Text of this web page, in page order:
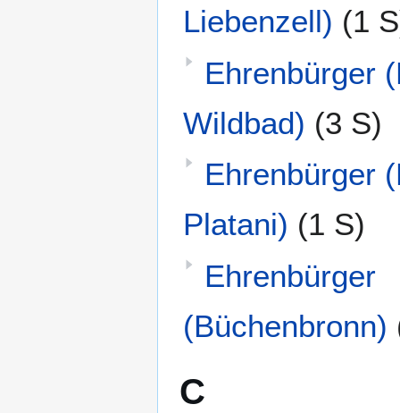
Liebenzell) (1
Ehrenbürger
Wildbad) (3 S)
Ehrenbürger
Platani) (1 S)
Ehrenbürger
(Büchenbronn)
C